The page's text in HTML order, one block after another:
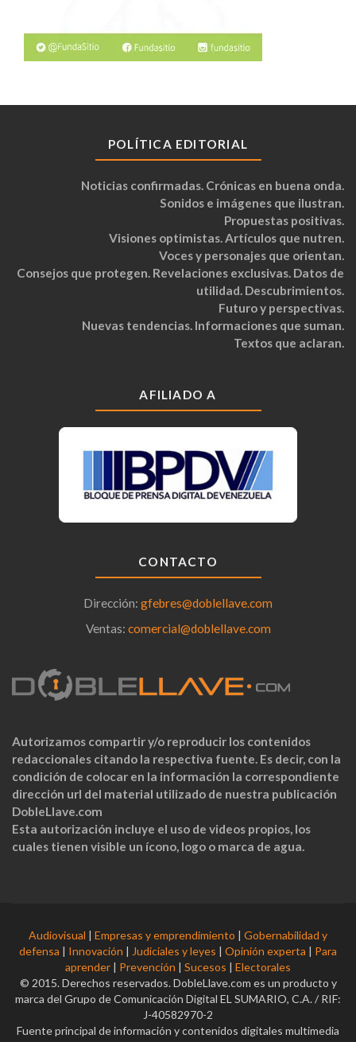
POLÍTICA EDITORIAL
Noticias confirmadas. Crónicas en buena onda.
Sonidos e imágenes que ilustran.
Propuestas positivas.
Visiones optimistas. Artículos que nutren.
Voces y personajes que orientan.
Consejos que protegen. Revelaciones exclusivas. Datos de
utilidad. Descubrimientos.
Futuro y perspectivas.
Nuevas tendencias. Informaciones que suman.
Textos que aclaran.
AFILIADO A
CONTACTO
Dirección: gfebres@doblellave.com
Ventas: comercial@doblellave.com
Autorizamos compartir y/o reproducir los contenidos
redaccionales citando la respectiva fuente. Es decir, con la
condición de colocar en la información la correspondiente
dirección url del material utilizado de nuestra publicación
DobleLlave.com
Esta autorización incluye el uso de videos propios, los
cuales tienen visible un ícono, logo o marca de agua.
Audiovisual | Empresas y emprendimiento | Gobernabilidad y
defensa | Innovación | Judiciales y leyes | Opinión experta | Para
aprender | Prevención | Sucesos | Electorales
© 2015. Derechos reservados. DobleLlave.com es un producto y
marca del Grupo de Comunicación Digital EL SUMARIO, C.A. / RIF:
J-40582970-2
Fuente principal de información y contenidos digitales multimedia